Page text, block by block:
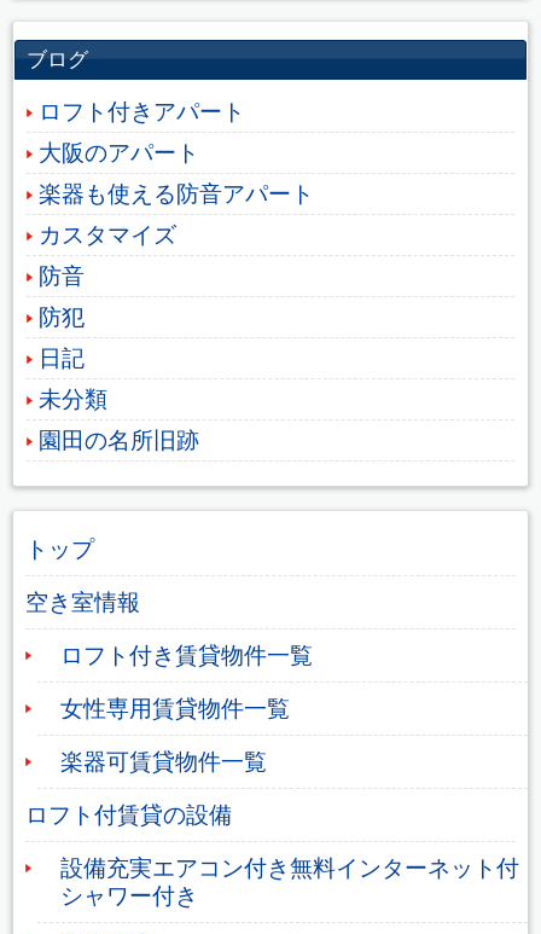
ブログ
ロフト付きアパート
大阪のアパート
楽器も使える防音アパート
カスタマイズ
防音
防犯
日記
未分類
園田の名所旧跡
トップ
空き室情報
ロフト付き賃貸物件一覧
女性専用賃貸物件一覧
楽器可賃貸物件一覧
ロフト付賃貸の設備
設備充実エアコン付き無料インターネット付
シャワー付き